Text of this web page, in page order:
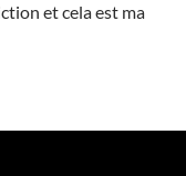
et cela est ma